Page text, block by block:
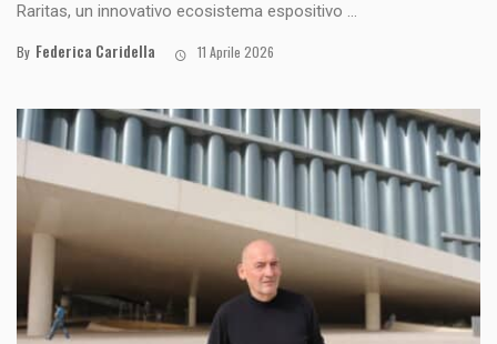
Raritas, un innovativo ecosistema espositivo ...
By Federica Caridella 11 Aprile 2026